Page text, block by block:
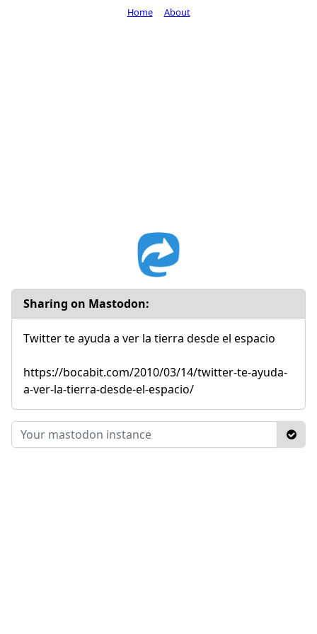
Sharing on Mastodon:
Twitter te ayuda a ver la tierra desde el espacio
https://bocabit.com/2010/03/14/twitter-te-ayuda-
a-ver-la-tierra-desde-el-espacio/
Home About